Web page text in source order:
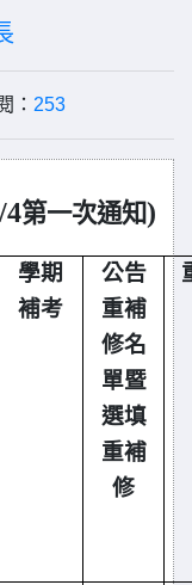
： 253
4第一次通知)
學期
補考
公告
重補
修名
單暨
選填
重補
修